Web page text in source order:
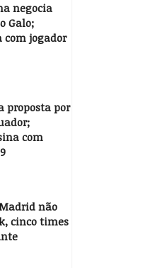
negocia
Galo;
com jogador
proposta por
com
não
cinco times